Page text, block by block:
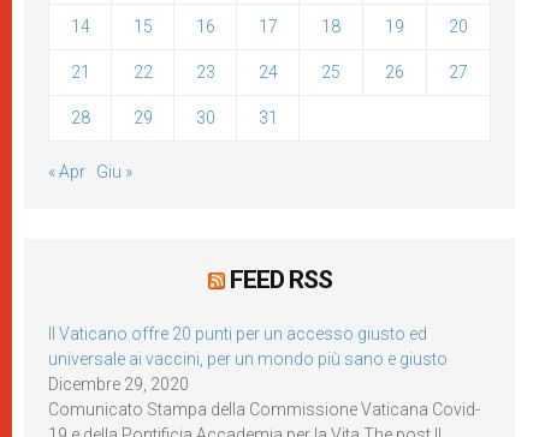
14 15 16 17 18 19 20
21 22 23 24 25 26 27
28 29 30 31
« Apr Giu »
FEED RSS
Il Vaticano offre 20 punti per un accesso giusto ed
universale ai vaccini, per un mondo più sano e giusto
Dicembre 29, 2020
Comunicato Stampa della Commissione Vaticana Covid-